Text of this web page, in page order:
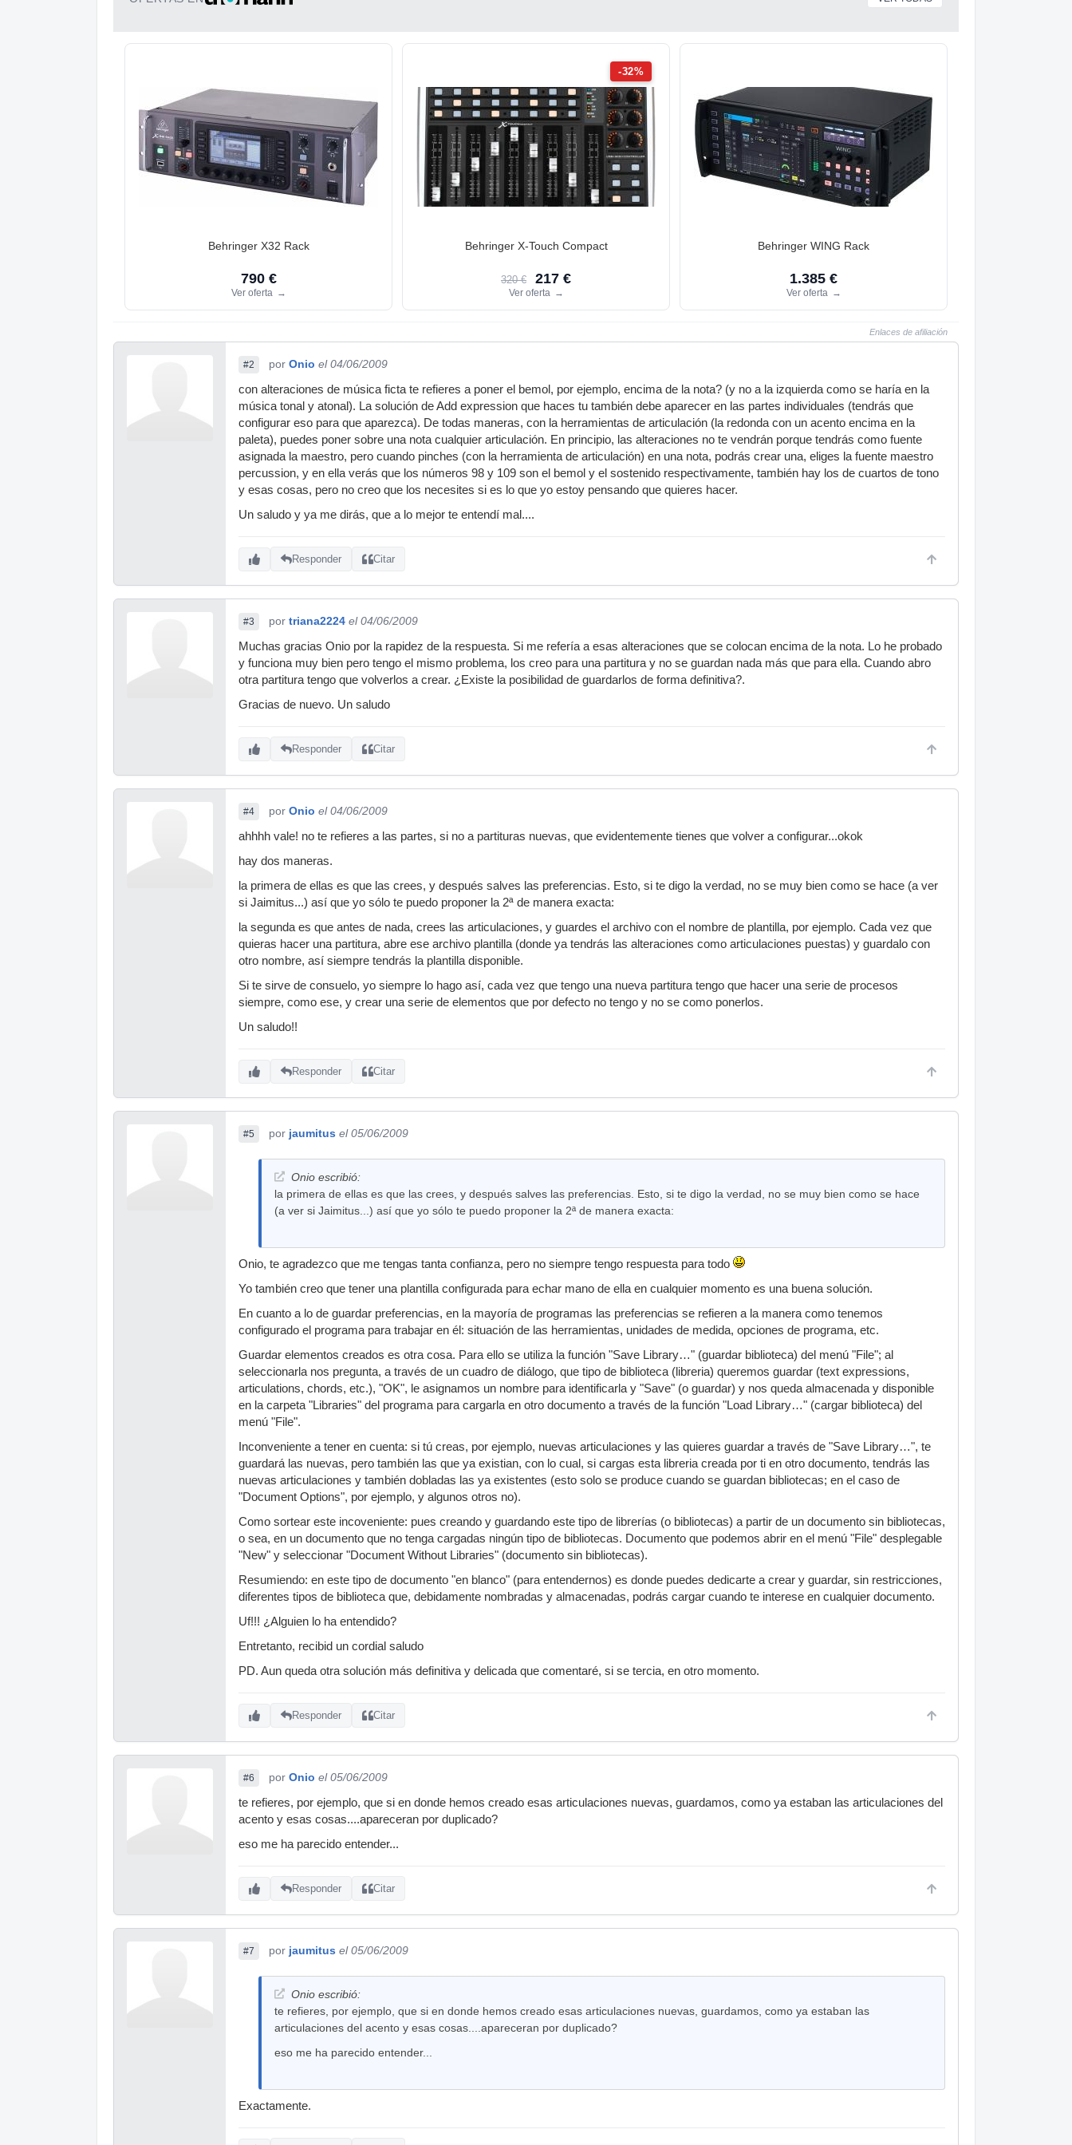
Behringer X32 Rack
790 €
Ver oferta →
-32%
Behringer X-Touch Compact
320 € 217 €
Ver oferta →
Behringer WING Rack
1.385 €
Ver oferta →
Enlaces de afiliación
#2 por Onio el 04/06/2009
con alteraciones de música ficta te refieres a poner el bemol, por ejemplo, encima de la nota? (y no a la izquierda como se haría en la
música tonal y atonal). La solución de Add expression que haces tu también debe aparecer en las partes individuales (tendrás que
configurar eso para que aparezca). De todas maneras, con la herramientas de articulación (la redonda con un acento encima en la
paleta), puedes poner sobre una nota cualquier articulación. En principio, las alteraciones no te vendrán porque tendrás como fuente
asignada la maestro, pero cuando pinches (con la herramienta de articulación) en una nota, podrás crear una, eliges la fuente maestro
percussion, y en ella verás que los números 98 y 109 son el bemol y el sostenido respectivamente, también hay los de cuartos de tono
y esas cosas, pero no creo que los necesites si es lo que yo estoy pensando que quieres hacer.
Un saludo y ya me dirás, que a lo mejor te entendí mal....
Responder Citar
#3 por triana2224 el 04/06/2009
Muchas gracias Onio por la rapidez de la respuesta. Si me refería a esas alteraciones que se colocan encima de la nota. Lo he probado
y funciona muy bien pero tengo el mismo problema, los creo para una partitura y no se guardan nada más que para ella. Cuando abro
otra partitura tengo que volverlos a crear. ¿Existe la posibilidad de guardarlos de forma definitiva?.
Gracias de nuevo. Un saludo
Responder Citar
#4 por Onio el 04/06/2009
ahhhh vale! no te refieres a las partes, si no a partituras nuevas, que evidentemente tienes que volver a configurar...okok
hay dos maneras.
la primera de ellas es que las crees, y después salves las preferencias. Esto, si te digo la verdad, no se muy bien como se hace (a ver
si Jaimitus...) así que yo sólo te puedo proponer la 2ª de manera exacta:
la segunda es que antes de nada, crees las articulaciones, y guardes el archivo con el nombre de plantilla, por ejemplo. Cada vez que
quieras hacer una partitura, abre ese archivo plantilla (donde ya tendrás las alteraciones como articulaciones puestas) y guardalo con
otro nombre, así siempre tendrás la plantilla disponible.
Si te sirve de consuelo, yo siempre lo hago así, cada vez que tengo una nueva partitura tengo que hacer una serie de procesos
siempre, como ese, y crear una serie de elementos que por defecto no tengo y no se como ponerlos.
Un saludo!!
Responder Citar
#5 por jaumitus el 05/06/2009
Onio escribió:
la primera de ellas es que las crees, y después salves las preferencias. Esto, si te digo la verdad, no se muy bien como se hace
(a ver si Jaimitus...) así que yo sólo te puedo proponer la 2ª de manera exacta:
Onio, te agradezco que me tengas tanta confianza, pero no siempre tengo respuesta para todo
Yo también creo que tener una plantilla configurada para echar mano de ella en cualquier momento es una buena solución.
En cuanto a lo de guardar preferencias, en la mayoría de programas las preferencias se refieren a la manera como tenemos
configurado el programa para trabajar en él: situación de las herramientas, unidades de medida, opciones de programa, etc.
Guardar elementos creados es otra cosa. Para ello se utiliza la función "Save Library…" (guardar biblioteca) del menú "File"; al
seleccionarla nos pregunta, a través de un cuadro de diálogo, que tipo de biblioteca (libreria) queremos guardar (text expressions,
articulations, chords, etc.), "OK", le asignamos un nombre para identificarla y "Save" (o guardar) y nos queda almacenada y disponible
en la carpeta "Libraries" del programa para cargarla en otro documento a través de la función "Load Library…" (cargar biblioteca) del
menú "File".
Inconveniente a tener en cuenta: si tú creas, por ejemplo, nuevas articulaciones y las quieres guardar a través de "Save Library…", te
guardará las nuevas, pero también las que ya existian, con lo cual, si cargas esta libreria creada por ti en otro documento, tendrás las
nuevas articulaciones y también dobladas las ya existentes (esto solo se produce cuando se guardan bibliotecas; en el caso de
"Document Options", por ejemplo, y algunos otros no).
Como sortear este incoveniente: pues creando y guardando este tipo de librerías (o bibliotecas) a partir de un documento sin bibliotecas,
o sea, en un documento que no tenga cargadas ningún tipo de bibliotecas. Documento que podemos abrir en el menú "File" desplegable
"New" y seleccionar "Document Without Libraries" (documento sin bibliotecas).
Resumiendo: en este tipo de documento "en blanco" (para entendernos) es donde puedes dedicarte a crear y guardar, sin restricciones,
diferentes tipos de biblioteca que, debidamente nombradas y almacenadas, podrás cargar cuando te interese en cualquier documento.
Uf!!! ¿Alguien lo ha entendido?
Entretanto, recibid un cordial saludo
PD. Aun queda otra solución más definitiva y delicada que comentaré, si se tercia, en otro momento.
Responder Citar
#6 por Onio el 05/06/2009
te refieres, por ejemplo, que si en donde hemos creado esas articulaciones nuevas, guardamos, como ya estaban las articulaciones del
acento y esas cosas....apareceran por duplicado?
eso me ha parecido entender...
Responder Citar
#7 por jaumitus el 05/06/2009
Onio escribió:
te refieres, por ejemplo, que si en donde hemos creado esas articulaciones nuevas, guardamos, como ya estaban las
articulaciones del acento y esas cosas....apareceran por duplicado?
eso me ha parecido entender...
Exactamente.